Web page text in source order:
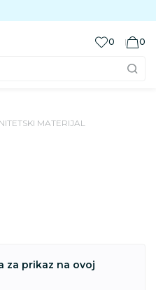
0 0
MATERIJAL
za prikaz na ovoj